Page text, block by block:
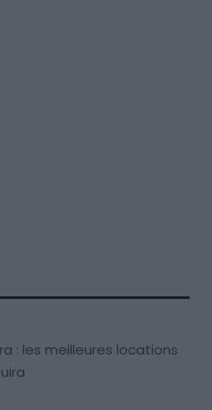
: les meilleures locations